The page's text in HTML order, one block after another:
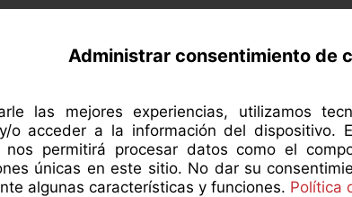
Administrar consentimiento de
las mejores experiencias, utilizamos
o acceder a la información del dispositivo.
nos permitirá procesar datos como el
únicas en este sitio. No dar su
algunas características y funciones. Política
ACERCA DE MANZANAROJA NUTRICIÓN